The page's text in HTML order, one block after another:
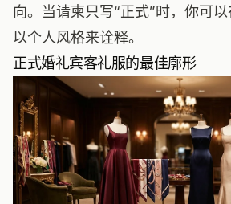
向。当请柬只写“正式”时，你可
以个人风格来诠释。
正式婚礼宾客礼服的最佳廓形